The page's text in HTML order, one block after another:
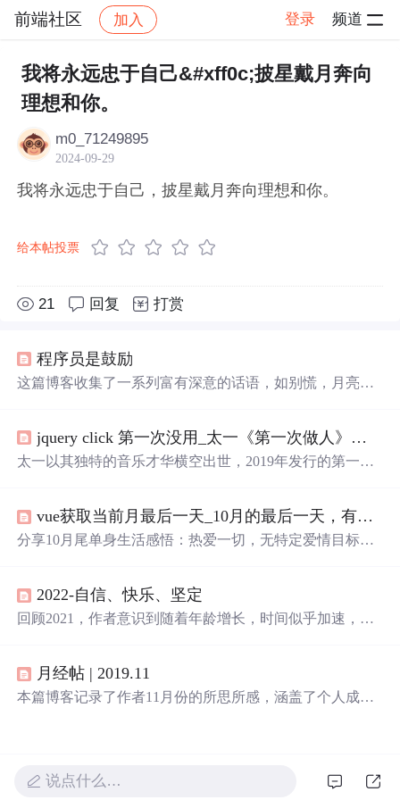
前端社区 加入 登录 频道
社区 前端社区 感慨 帖子详情
我将永远忠于自己&#xff0c;披星戴月奔向
理想和你。
m0_71249895
2024-09-29
我将永远忠于自己，披星戴月奔向理想和你。
给本帖投票
21 回复 打赏
程序员是鼓励
这篇博客收集了一系列富有深意的话语，如别慌，月亮也
持、热爱和希望的主题，鼓励人们在日常中寻找意义，保
持理智面对挑战，并在彼此的世界中找到连接。
jquery click 第一次没用_太一《第一次做人》：我们都懂的那种疼和忍，多伤人也迷人...
太一以其独特的音乐才华横空出世，2019年发行的第一张
通过歌词传达了成长的挣扎与坚持。
vue获取当前月最后一天_10月的最后一天，有哪些不想谈恋爱适合发朋友圈的文案？...
分享10月尾单身生活感悟：热爱一切，无特定爱情目标，
2022-自信、快乐、坚定
回顾2021，作者意识到随着年龄增长，时间似乎加速，对
与过去告别，理解爱情的本质。2022年，作者希望快乐、
自信并坚定，设定了学习、生活技能提升、旅行和阅读等
月经帖 | 2019.11
本篇博客记录了作者11月份的所思所感，涵盖了个人成
刻感悟。
说点什么…